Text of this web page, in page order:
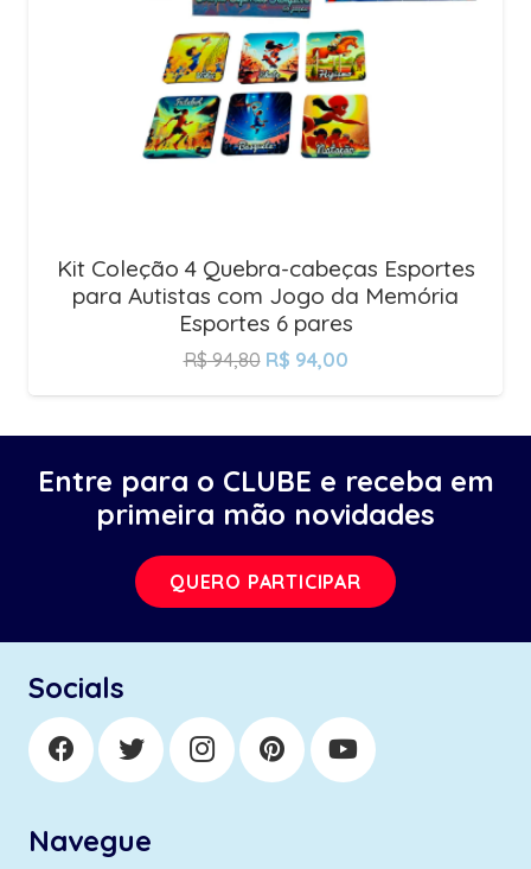
Kit Coleção 4 Quebra-cabeças Esportes
para Autistas com Jogo da Memória
Esportes 6 pares
R$94,80 R$ 94,00
Entre para o CLUBE e receba em
primeira mão novidades
QUERO PARTICIPAR
Socials
Navegue